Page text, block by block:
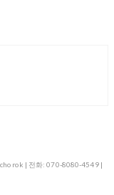
rok | 전화: 070-8080-4549 |